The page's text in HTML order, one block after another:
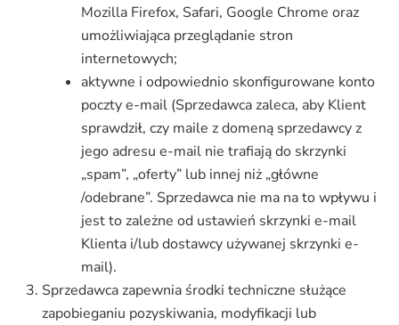
Mozilla Firefox, Safari, Google Chrome oraz
umożliwiająca przeglądanie stron
internetowych;
aktywne i odpowiednio skonfigurowane konto
poczty e-mail (Sprzedawca zaleca, aby Klient
sprawdził, czy maile z domeną sprzedawcy z
jego adresu e-mail nie trafiają do skrzynki
„spam”, „oferty” lub innej niż „główne
/odebrane”. Sprzedawca nie ma na to wpływu i
jest to zależne od ustawień skrzynki e-mail
Klienta i/lub dostawcy używanej skrzynki e-
mail).
Sprzedawca zapewnia środki techniczne służące
zapobieganiu pozyskiwania, modyfikacji lub